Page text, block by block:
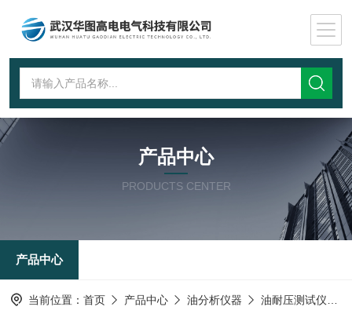
产品中心
PRODUCTS CENTER
产品中心
当前位置： 首页 产品中心 油分析仪器 油耐压测试仪